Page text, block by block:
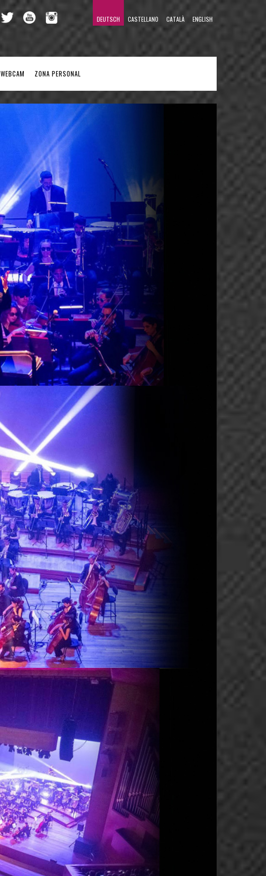
DEUTSCH CASTELLANO CATALÀ ENGLISH
WEBCAM ZONA PERSONAL